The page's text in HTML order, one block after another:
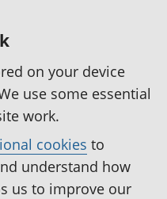
on your device
use some essential
work.
cookies to
understand how
us to improve our